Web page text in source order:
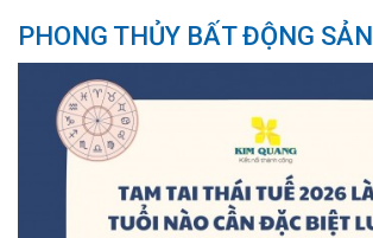
PHONG THỦY BẤT ĐỘNG SẢN